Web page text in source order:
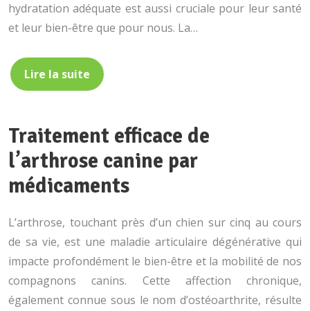
hydratation adéquate est aussi cruciale pour leur santé
et leur bien-être que pour nous. La…
Lire la suite
Traitement efficace de
l’arthrose canine par
médicaments
L’arthrose, touchant près d’un chien sur cinq au cours
de sa vie, est une maladie articulaire dégénérative qui
impacte profondément le bien-être et la mobilité de nos
compagnons canins. Cette affection chronique,
également connue sous le nom d’ostéoarthrite, résulte